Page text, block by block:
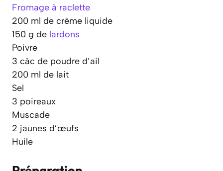
Fromage à raclette
200 ml de crème liquide
150 g de lardons
Poivre
3 càc de poudre d’ail
200 ml de lait
Sel
3 poireaux
Muscade
2 jaunes d’œufs
Huile